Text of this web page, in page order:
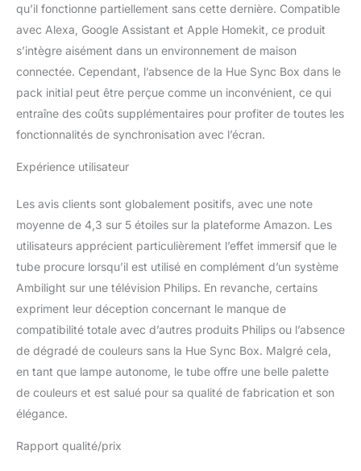
contient une source
lumineuse de classe
d'efficacité énergétique g
qu’il fonctionne partiellement sans cette dernière. Compatible
avec Alexa, Google Assistant et Apple Homekit, ce produit
s’intègre aisément dans un environnement de maison
connectée. Cependant, l’absence de la Hue Sync Box dans le
pack initial peut être perçue comme un inconvénient, ce qui
entraîne des coûts supplémentaires pour profiter de toutes les
fonctionnalités de synchronisation avec l’écran.
Expérience utilisateur
Les avis clients sont globalement positifs, avec une note
moyenne de 4,3 sur 5 étoiles sur la plateforme Amazon. Les
utilisateurs apprécient particulièrement l’effet immersif que le
tube procure lorsqu’il est utilisé en complément d’un système
Ambilight sur une télévision Philips. En revanche, certains
expriment leur déception concernant le manque de
compatibilité totale avec d’autres produits Philips ou l’absence
de dégradé de couleurs sans la Hue Sync Box. Malgré cela,
en tant que lampe autonome, le tube offre une belle palette
de couleurs et est salué pour sa qualité de fabrication et son
élégance.
Rapport qualité/prix